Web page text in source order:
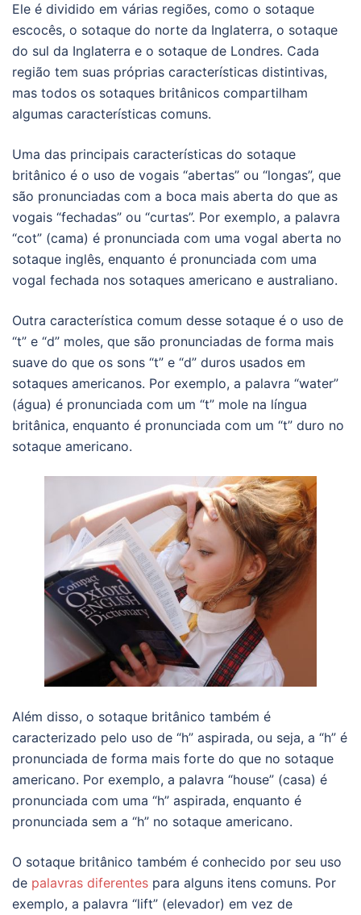
Ele é dividido em várias regiões, como o sotaque
escocês, o sotaque do norte da Inglaterra, o sotaque
do sul da Inglaterra e o sotaque de Londres. Cada
região tem suas próprias características distintivas,
mas todos os sotaques britânicos compartilham
algumas características comuns.
Uma das principais características do sotaque
britânico é o uso de vogais “abertas” ou “longas”, que
são pronunciadas com a boca mais aberta do que as
vogais “fechadas” ou “curtas”. Por exemplo, a palavra
“cot” (cama) é pronunciada com uma vogal aberta no
sotaque inglês, enquanto é pronunciada com uma
vogal fechada nos sotaques americano e australiano.
Outra característica comum desse sotaque é o uso de
“t” e “d” moles, que são pronunciadas de forma mais
suave do que os sons “t” e “d” duros usados ​​em
sotaques americanos. Por exemplo, a palavra “water”
(água) é pronunciada com um “t” mole na língua
britânica, enquanto é pronunciada com um “t” duro no
sotaque americano.
Além disso, o sotaque britânico também é
caracterizado pelo uso de “h” aspirada, ou seja, a “h” é
pronunciada de forma mais forte do que no sotaque
americano. Por exemplo, a palavra “house” (casa) é
pronunciada com uma “h” aspirada, enquanto é
pronunciada sem a “h” no sotaque americano.
O sotaque britânico também é conhecido por seu uso
de palavras diferentes para alguns itens comuns. Por
exemplo, a palavra “lift” (elevador) em vez de